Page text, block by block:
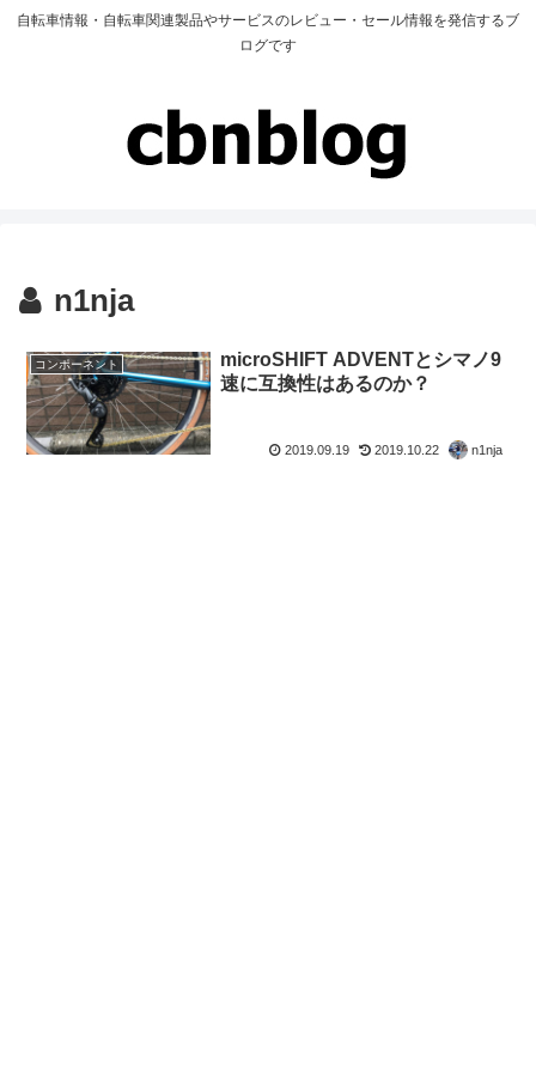
自転車情報・自転車関連製品やサービスのレビュー・セール情報を発信するブ
ログです
n1nja
コンポーネント
microSHIFT ADVENTとシマノ9
速に互換性はあるのか？
2019.09.19 2019.10.22 n1nja